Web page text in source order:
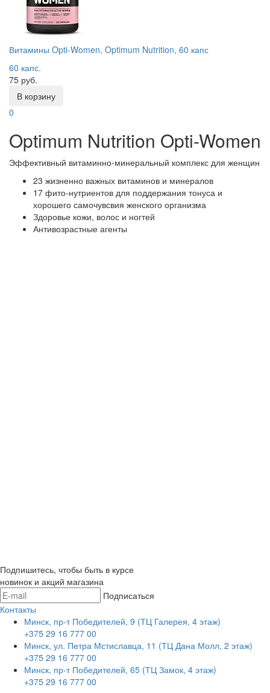
Витамины Opti-Women, Optimum Nutrition, 60 капс
60 капс.
75 руб.
В корзину
0
Optimum Nutrition Opti-Women
Эффективный витаминно-минеральный комплекс для женщин
23 жизненно важных витаминов и минералов
17 фито-нутриентов для поддержания тонуса и
хорошего самочувсвия женского организма
Здоровье кожи, волос и ногтей
Антивозрастные агенты
Подпишитесь, чтобы быть в курсе
новинок и акций магазина
Подписаться
Контакты
Минск, пр-т Победителей, 9 (ТЦ Галерея, 4 этаж)
+375 29 16 777 00
Минск, ул. Петра Мстиславца, 11 (ТЦ Дана Молл, 2 этаж)
+375 29 16 777 00
Минск, пр-т Победителей, 65 (ТЦ Замок, 4 этаж)
+375 29 16 777 00